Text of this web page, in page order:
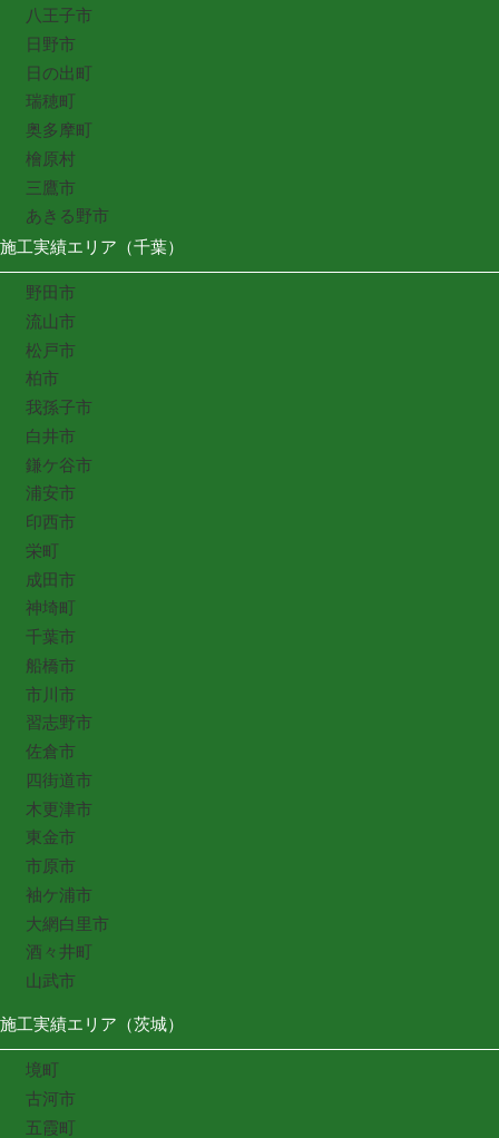
八王子市
日野市
日の出町
瑞穂町
奥多摩町
檜原村
三鷹市
あきる野市
施工実績エリア（千葉）
野田市
流山市
松戸市
柏市
我孫子市
白井市
鎌ケ谷市
浦安市
印西市
栄町
成田市
神埼町
千葉市
船橋市
市川市
習志野市
佐倉市
四街道市
木更津市
東金市
市原市
袖ケ浦市
大網白里市
酒々井町
山武市
施工実績エリア（茨城）
境町
古河市
五霞町